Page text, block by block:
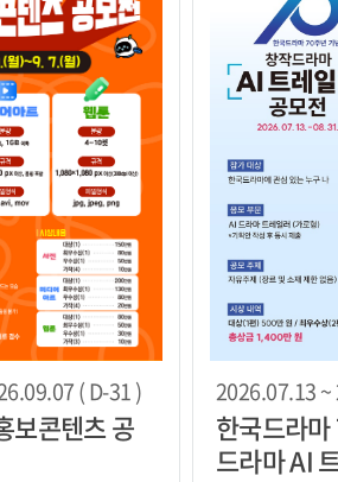
( D-31 )
보콘텐츠 공
2026.07.13 ~
한국드라
드라마 AI